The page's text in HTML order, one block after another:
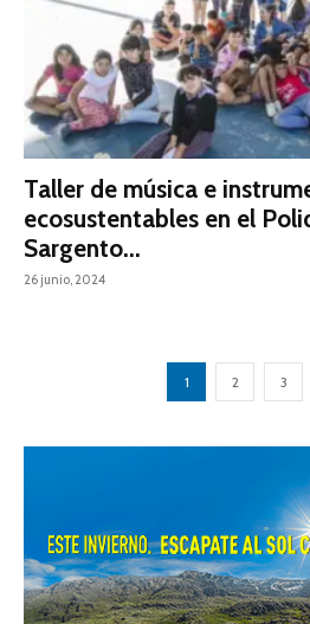
Taller de música e
ecosustentables en el
Sargento...
26 junio, 2024
1 2 3